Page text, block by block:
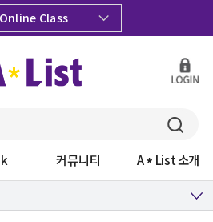
Online Class
커뮤니티 A List 소개